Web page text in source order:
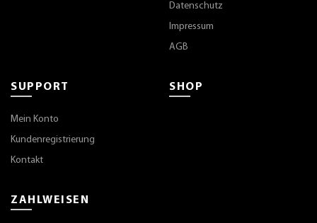
Datenschutz
Impressum
AGB
SUPPORT
Mein Konto
Kundenregistrierung
Kontakt
SHOP
ZAHLWEISEN